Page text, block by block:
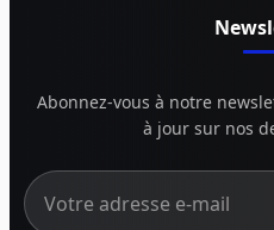
Abonnez-vous à notre
à jour sur nos